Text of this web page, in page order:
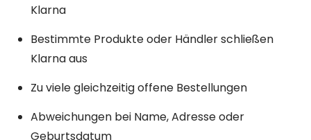
Klarna
Bestimmte Produkte oder Händler schließen
Klarna aus
Zu viele gleichzeitig offene Bestellungen
Abweichungen bei Name, Adresse oder
Geburtsdatum